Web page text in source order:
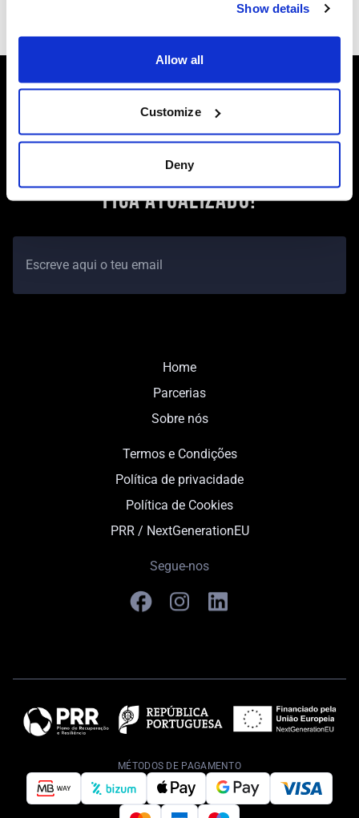
Show details
Allow all
Customize
Deny
FICA ATUALIZADO!
Home
Parcerias
Sobre nós
Termos e Condições
Política de privacidade
Política de Cookies
PRR / NextGenerationEU
Segue-nos
MÉTODOS DE PAGAMENTO